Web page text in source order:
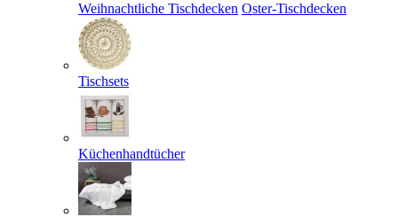
Weihnachtliche Tischdecken Oster-Tischdecken
Tischsets
Küchenhandtücher